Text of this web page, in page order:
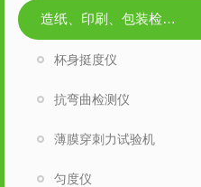
造纸、印刷、包装检测仪器
杯身挺度仪
抗弯曲检测仪
薄膜穿刺力试验机
匀度仪